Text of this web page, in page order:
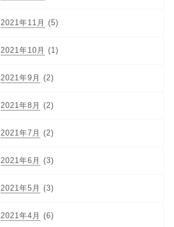
2021年11月 (5)
2021年10月 (1)
2021年9月 (2)
2021年8月 (2)
2021年7月 (2)
2021年6月 (3)
2021年5月 (3)
2021年4月 (6)